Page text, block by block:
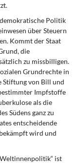
Politik
über Steuern
Kommt der Staat
die
zu missbilligen.
Grundrechte in
Stiftung von Bill und
Impfstoffe
als die
Südens ganz zu
entscheidende
wird und
ist